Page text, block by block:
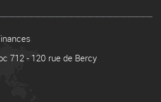
712 - 120 rue de Bercy